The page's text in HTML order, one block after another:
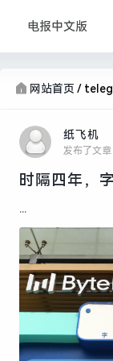
电报中文版
网站首页 /
纸飞机
发布了文章
时隔四年，
...